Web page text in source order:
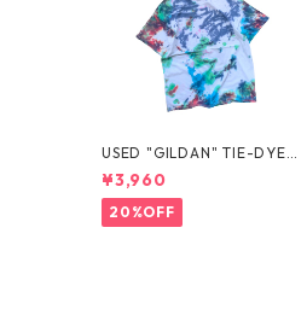
USED "GILDAN" TIE-DYE T
EE
¥3,960
20%OFF